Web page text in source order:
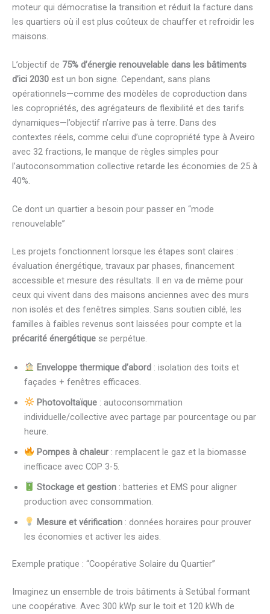
moteur qui démocratise la transition et réduit la facture dans
les quartiers où il est plus coûteux de chauffer et refroidir les
maisons.
L’objectif de 75% d’énergie renouvelable dans les bâtiments
d’ici 2030 est un bon signe. Cependant, sans plans
opérationnels—comme des modèles de coproduction dans
les copropriétés, des agrégateurs de flexibilité et des tarifs
dynamiques—l’objectif n’arrive pas à terre. Dans des
contextes réels, comme celui d’une copropriété type à Aveiro
avec 32 fractions, le manque de règles simples pour
l’autoconsommation collective retarde les économies de 25 à
40%.
Ce dont un quartier a besoin pour passer en “mode
renouvelable”
Les projets fonctionnent lorsque les étapes sont claires :
évaluation énergétique, travaux par phases, financement
accessible et mesure des résultats. Il en va de même pour
ceux qui vivent dans des maisons anciennes avec des murs
non isolés et des fenêtres simples. Sans soutien ciblé, les
familles à faibles revenus sont laissées pour compte et la
précarité énergétique se perpétue.
Enveloppe thermique d’abord: isolation des toits et
façades + fenêtres efficaces.
Photovoltaïque: autoconsommation
individuelle/collective avec partage par pourcentage ou par
heure.
Pompes à chaleur: remplacent le gaz et la biomasse
inefficace avec COP 3-5.
Stockage et gestion: batteries et EMS pour aligner
production avec consommation.
Mesure et vérification: données horaires pour prouver
les économies et activer les aides.
Exemple pratique : “Coopérative Solaire du Quartier”
Imaginez un ensemble de trois bâtiments à Setúbal formant
une coopérative. Avec 300 kWp sur le toit et 120 kWh de